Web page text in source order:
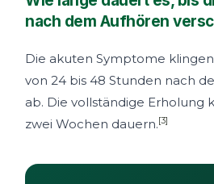
nach dem Aufhören
Die akuten Symptome
von 24 bis 48 Stunden nach
ab. Die vollständige Erholung
zwei Wochen dauern.[3]